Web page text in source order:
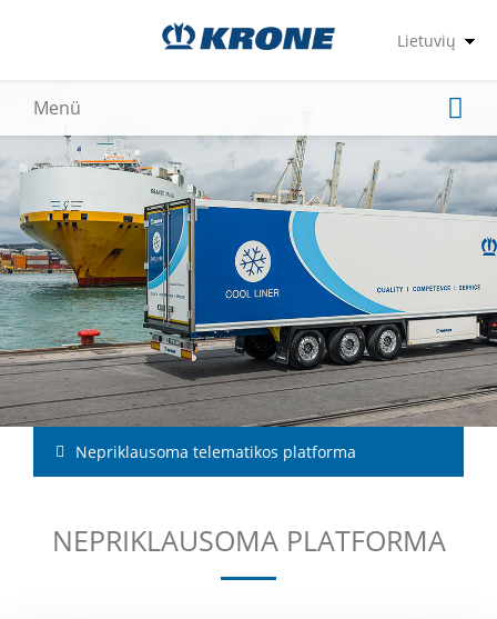
Nepriklausoma telematikos platforma
NEPRIKLAUSOMA PLATFORMA